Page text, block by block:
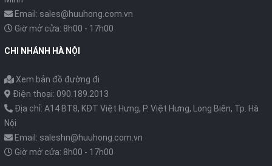
Email: sales@huuhong.com.vn
Giờ mở cửa: 8h00 - 17h00
CHI NHÁNH HÀ NỘI
Xem bản đồ đường đi
Điện thoại: 090.189.2013
Địa chỉ: A14 BT8, KĐT Việt Hưng, P. Việt Hưng, Long Biên, Tp. Hà
Nội
Email: saleshn@huuhong.com.vn
Giờ mở cửa: 8h00 - 17h00